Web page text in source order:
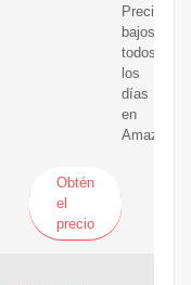
Precios
bajos
todos
los
días
en
Amazon.
Obtén
el
precio